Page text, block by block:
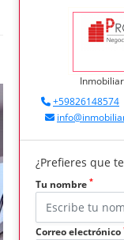
+59826148574
¿Prefieres que
Tu nombre *
Correo electrónico